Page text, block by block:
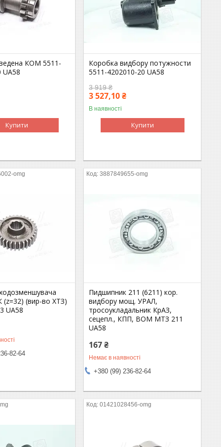
КОМ 5511-
UA58
Купити
Коробка видбору потужности
5511-4202010-20 UA58
3 919 ₴
3 527,10 ₴
В наявності
Купити
omg
(вир-во ХТЗ)
UA58
82-64
3887849655-omg
Пидшипник 211 (6211) кор.
видбору мощ. УРАЛ,
тросоукладальник КрАЗ,
сецепл., КПП, ВОМ МТЗ 211
UA58
167 ₴
Немає в наявності
+380 (99) 236-82-64
01421028456-omg